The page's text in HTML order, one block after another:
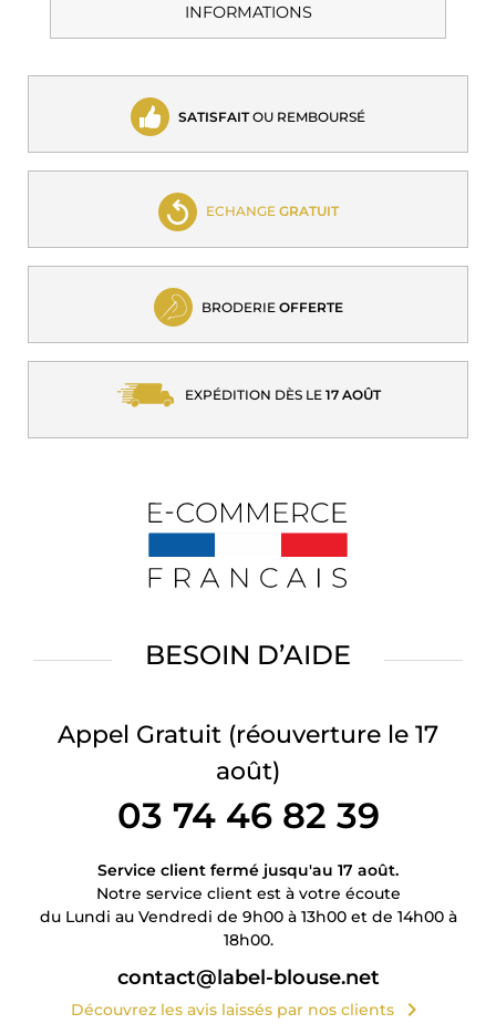
INFORMATIONS
SATISFAITOU REMBOURSÉ
ECHANGE GRATUIT
BRODERIE OFFERTE
EXPÉDITION DÈS LE 17 AOÛT
BESOIN D’AIDE
Appel Gratuit (réouverture le 17
août)
03 74 46 82 39
Service client fermé jusqu'au 17 août.
Notre service client est à votre écoute
du Lundi au Vendredi de 9h00 à 13h00 et de 14h00 à
18h00.
contact@label-blouse.net
Découvrez les avis laissés par nos clients chevron_right